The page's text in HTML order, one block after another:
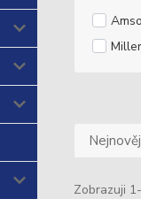
Zobrazuji